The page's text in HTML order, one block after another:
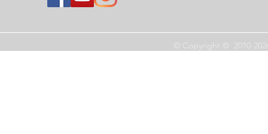
© Copyright © 2010-